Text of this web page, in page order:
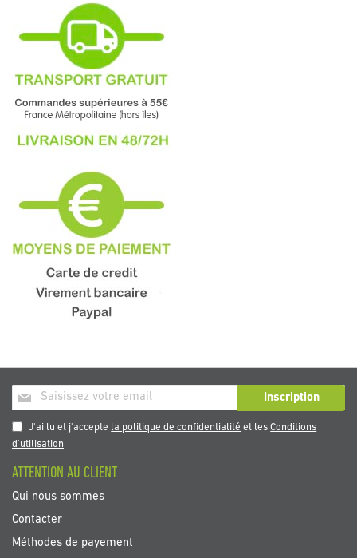
Inscription
à
notre
newsletter
Inscription
J'ai lu et j'accepte la politique de confidentialité et lesConditions
d'utilisation
ATTENTION AU CLIENT
Qui nous sommes
Contacter
Méthodes de payement